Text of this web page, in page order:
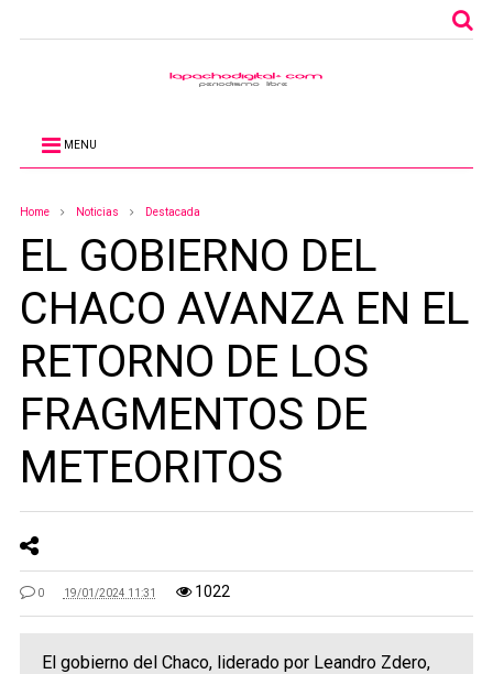
MENU
Home Noticias Destacada
EL GOBIERNO DEL
CHACO AVANZA EN EL
RETORNO DE LOS
FRAGMENTOS DE
METEORITOS
0 19/01/2024 11:31 1022
El gobierno del Chaco, liderado por Leandro Zdero,